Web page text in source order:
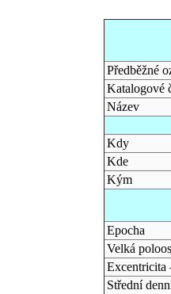
Předběžné
Katalogové
Název
Kdy
Kde
Kým
Epocha
Velká
Excentricita
Střední